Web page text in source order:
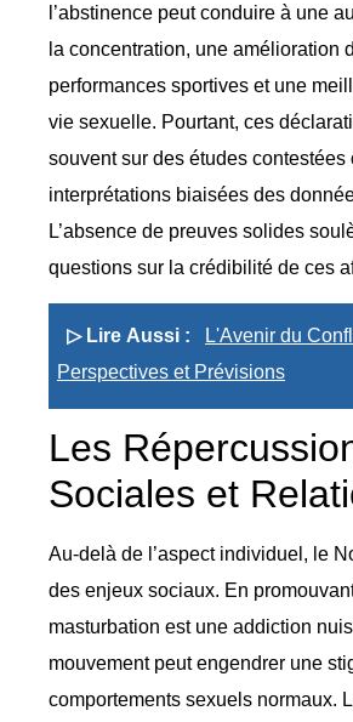
l’abstinence peut conduire à une
la concentration, une amélioration
performances sportives et une
vie sexuelle. Pourtant, ces
souvent sur des études contestées
interprétations biaisées des
L’absence de preuves solides
questions sur la crédibilité de ces
▷ Lire Aussi :
L'Avenir du
Perspectives et Prévisions
Les
Sociales et
Au-delà de l’aspect individuel, le
des enjeux sociaux. En
masturbation est une addiction
mouvement peut engendrer une
comportements sexuels normaux.